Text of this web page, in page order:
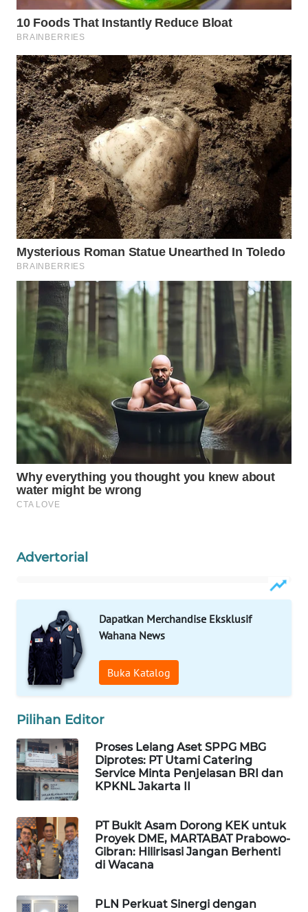
Advertorial
Dapatkan Merchandise Eksklusif
Wahana News
Buka Katalog
Pilihan Editor
Proses Lelang Aset SPPG MBG
Diprotes: PT Utami Catering
Service Minta Penjelasan BRI dan
KPKNL Jakarta II
PT Bukit Asam Dorong KEK untuk
Proyek DME, MARTABAT Prabowo-
Gibran: Hilirisasi Jangan Berhenti
di Wacana
PLN Perkuat Sinergi dengan
WAHANA
LISTRIK
WAHANA
TRAVEL
WAHANA
TV
WAHANANEWS
ID
WAHANANEWS
CO ID
WAHANANEWS
WAHANA
SPORT
WAHANA
UMKM
WAHANA
SELEB
WAHANA
PERSONA
WAHANA
DESA
WISATA
LAPAK
WAHANA
Network
KONSUMEN
LISTRIK
MASYARAKAT
KELISTRIKAN
ID